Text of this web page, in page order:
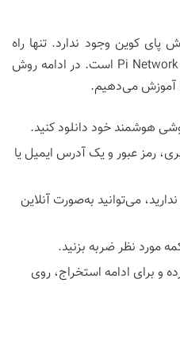
کوین وجود ندارد. تنها راه
به‌دست آوردن آن از طریق برنامه Pi Network است. در ادامه روش
آموزش می‌دهیم.
هوشمند خود دانلود کنید.
رمز عبور و یک آدرس ایمیل یا
می‌توانید به‌صورت آنلاین
مورد نظر ضربه بزنید.
کرده و برای ادامه استخراج، روی